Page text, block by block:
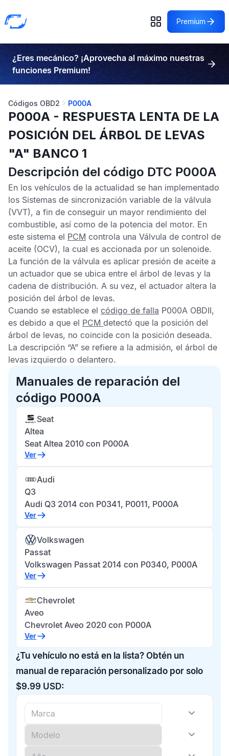
Premium
¿Eres mecánico? ¡Aprovecha al máximo nuestras
funciones Premium!
Códigos OBD2 P000A
P000A - RESPUESTA LENTA DE LA
POSICIÓN DEL ÁRBOL DE LEVAS
"A" BANCO 1
Descripción del código DTC P000A
En los vehículos de la actualidad se han implementado
los Sistemas de sincronización variable de la válvula
(VVT), a fin de conseguir un mayor rendimiento del
combustible, así como de la potencia del motor. En
este sistema el PCM controla una Válvula de control de
aceite (OCV), la cual es accionada por un solenoide.
La función de la válvula es aplicar presión de aceite a
un actuador que se ubica entre el árbol de levas y la
cadena de distribución. A su vez, el actuador altera la
posición del árbol de levas.
Cuando se establece el código de falla P000A OBDII,
es debido a que el PCM detectó que la posición del
árbol de levas, no coincide con la posición deseada.
La descripción “A” se refiere a la admisión, el árbol de
levas izquierdo o delantero.
Manuales de reparación del
código P000A
Seat
Altea
Seat Altea 2010 con P000A
Ver
Audi
Q3
Audi Q3 2014 con P0341, P0011, P000A
Ver
Volkswagen
Passat
Volkswagen Passat 2014 con P0340, P000A
Ver
Chevrolet
Aveo
Chevrolet Aveo 2020 con P000A
Ver
¿Tu vehículo no está en la lista? Obtén un
manual de reparación personalizado por solo
$9.99 USD: